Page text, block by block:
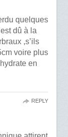
quelques
dû à la
,s’ils
voire plus
en
REPLY